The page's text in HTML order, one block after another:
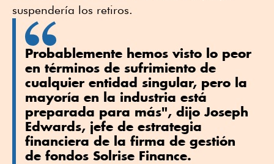
suspendería los retiros.
Probablemente hemos visto lo peor
en términos de sufrimiento de
cualquier entidad singular, pero la
mayoría en la industria está
preparada para más", dijo Joseph
Edwards, jefe de estrategia
financiera de la firma de gestión
de fondos Solrise Finance.